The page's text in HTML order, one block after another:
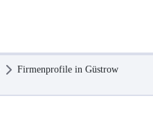
Firmenprofile in Güstrow